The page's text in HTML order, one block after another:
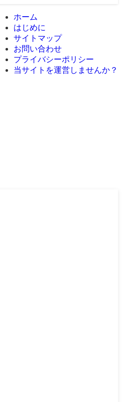
ホーム
はじめに
サイトマップ
お問い合わせ
プライバシーポリシー
当サイトを運営しませんか？